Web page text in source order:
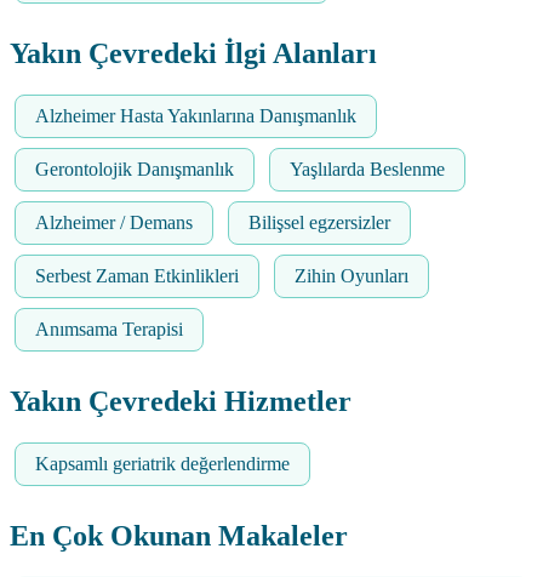
Yakın Çevredeki İlgi Alanları
Alzheimer Hasta Yakınlarına Danışmanlık
Gerontolojik Danışmanlık Yaşlılarda Beslenme
Alzheimer / Demans Bilişsel egzersizler
Serbest Zaman Etkinlikleri Zihin Oyunları
Anımsama Terapisi
Yakın Çevredeki Hizmetler
Kapsamlı geriatrik değerlendirme
En Çok Okunan Makaleler